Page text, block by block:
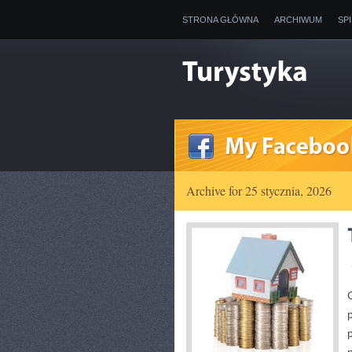
STRONA GŁÓWNA ARCHIWUM
Archive for 25 stycznia, 2026